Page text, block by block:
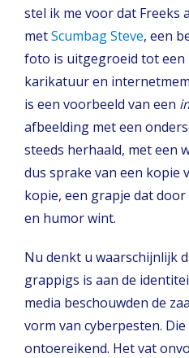
stel ik me voor dat Freeks
metScumbag Steve, een
foto is uitgegroeid tot een
karikatuur en
is een voorbeeld van een
afbeelding met een
steeds herhaald, met een
dus sprake van een kopie
kopie, een grapje dat
en humor wint.
Nu denkt u waarschijnlijk
grappigs is aan de
media beschouwden de
vorm van cyberpesten.
ontoereikend. Het vat